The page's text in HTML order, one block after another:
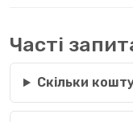
Часті
Скільки